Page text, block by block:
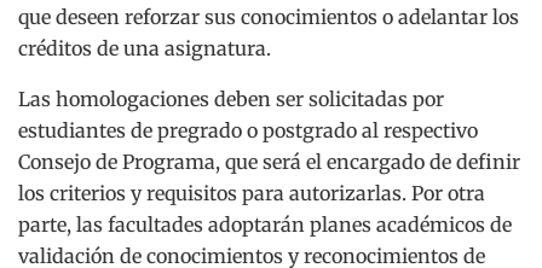
que deseen reforzar sus conocimientos o adelantar los
créditos de una asignatura.
Las homologaciones deben ser solicitadas por
estudiantes de pregrado o postgrado al respectivo
Consejo de Programa, que será el encargado de definir
los criterios y requisitos para autorizarlas. Por otra
parte, las facultades adoptarán planes académicos de
validación de conocimientos y reconocimientos de